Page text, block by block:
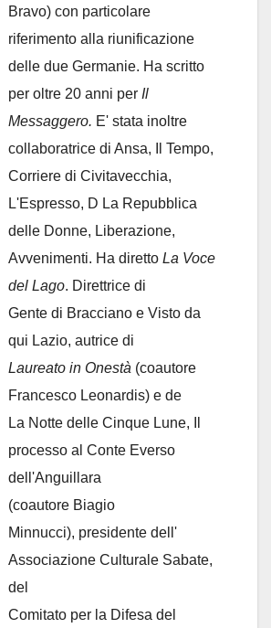
Bravo) con particolare
riferimento alla riunificazione
delle due Germanie. Ha scritto
per oltre 20 anni per Il
Messaggero. E' stata inoltre
collaboratrice di Ansa, Il Tempo,
Corriere di Civitavecchia,
L'Espresso, D La Repubblica
delle Donne, Liberazione,
Avvenimenti. Ha diretto La Voce
del Lago. Direttrice di
Gente di Bracciano e Visto da
qui Lazio, autrice di
Laureato in Onestà (coautore
Francesco Leonardis) e de
La Notte delle Cinque Lune, Il
processo al Conte Everso
dell'Anguillara
(coautore Biagio
Minnucci), presidente dell'
Associazione Culturale Sabate,
del
Comitato per la Difesa del